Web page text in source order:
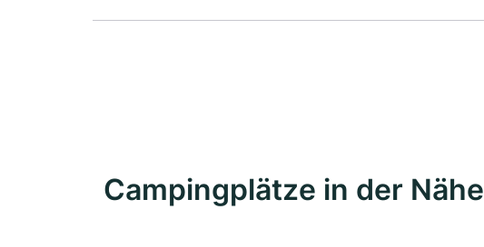
Campingplätze in der Nähe